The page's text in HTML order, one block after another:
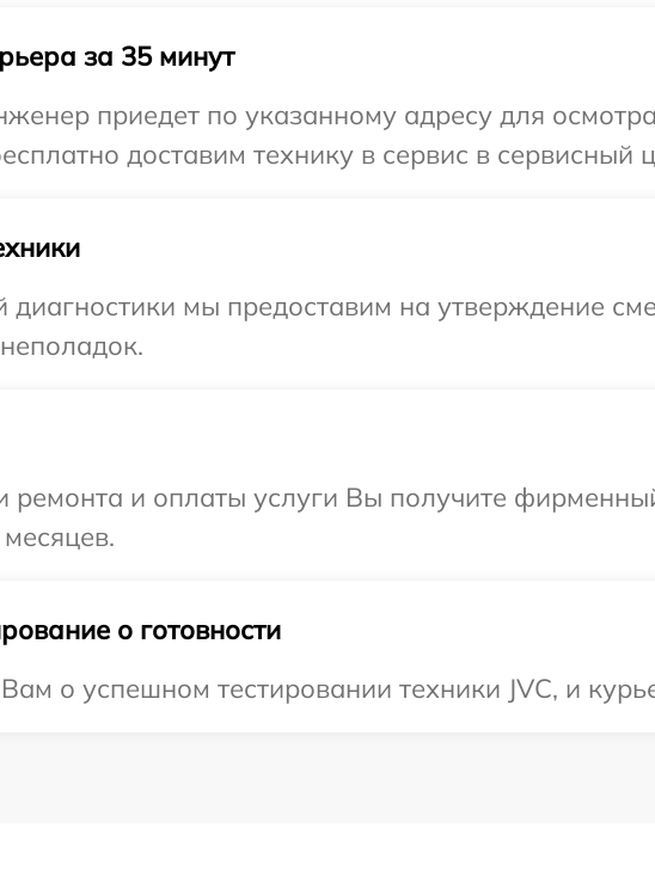
за 35 минут
приедет по указанному адресу для
доставим технику в сервис в сервисный
диагностики мы предоставим на утверждение
ремонта и оплаты услуги Вы получите
о готовности
о успешном тестировании техники JVC, и